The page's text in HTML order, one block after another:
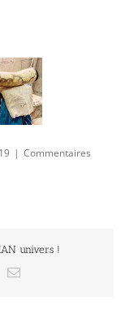
| Commentaires
univers !
Email